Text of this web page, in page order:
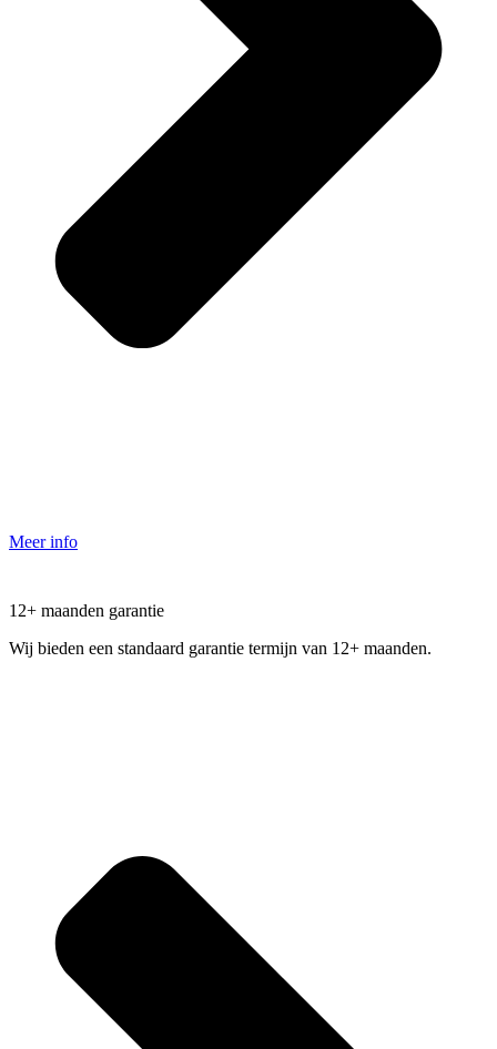
Meer info
12+ maanden garantie
Wij bieden een standaard garantie termijn van 12+ maanden.